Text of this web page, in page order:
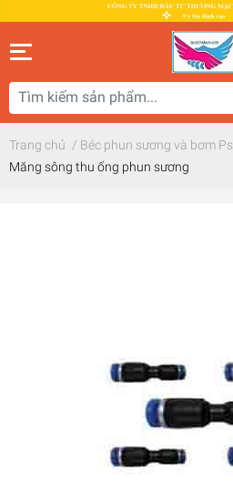
Trang chủ / Béc phun sương và bơm Ps
Măng sông thu ống phun sương